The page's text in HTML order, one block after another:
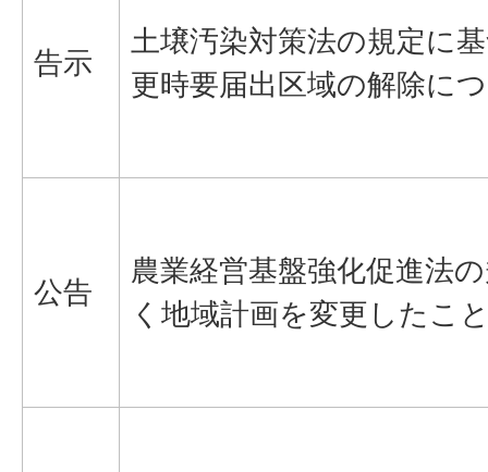
告示
土壌汚染対策法の規定に
更時要届出区域の解除に
公告
農業経営基盤強化促進法
く地域計画を変更したこ